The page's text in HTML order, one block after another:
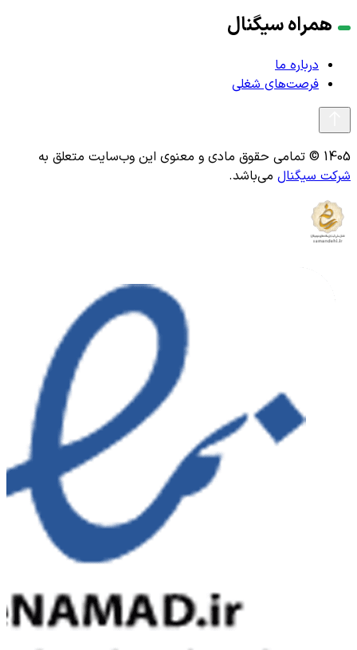
همراه سیگنال
درباره ما
فرصت‌های شغلی
1405 © تمامی حقوق مادی و معنوی این وب‌سایت متعلق به
شرکت سیگنال می‌باشد.